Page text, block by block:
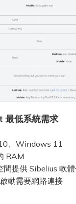
低系統需求
、Windows 11
RAM
間提供 Sibelius 軟
動需要網路連接